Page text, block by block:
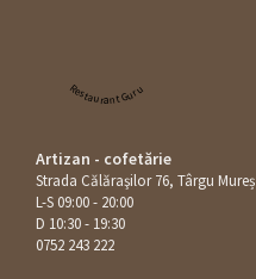
Restaurant Guru
Artizan - cofetărie
Strada Călăraşilor 76, Târgu Mureș
L-S 09:00 - 20:00
D 10:30 - 19:30
0752 243 222